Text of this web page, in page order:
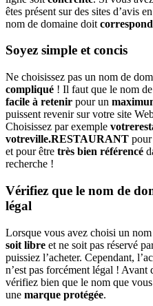
êtes présent sur des sites d’avis
nom de domaine doit
Soyez simple et concis
Ne choisissez pas un nom de
compliqué ! Il faut que le nom
facile à retenir pour un
puissent revenir sur votre site
Choisissez par exemple
votreville.RESTAURANT
et pour être très bien référencé
recherche !
Vérifiez que le nom de
légal
Lorsque vous avez choisi un
soit libre et ne soit pas réservé
puissiez l’acheter. Cependant,
n’est pas forcément légal ! Avant
vérifiez bien que le nom que
une marque protégée.